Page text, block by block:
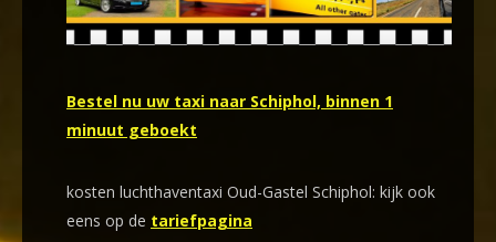
Bestel nu uw taxi naar Schiphol, binnen 1
minuut geboekt
kosten luchthaventaxi Oud-Gastel Schiphol: kijk ook
eens op de tariefpagina